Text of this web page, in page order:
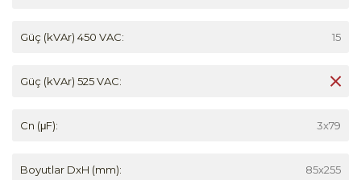
Güç (kVAr) 450 VAC: 15
Güç (kVAr) 525 VAC:
Cn (μF): 3x79
Boyutlar DxH (mm): 85x255